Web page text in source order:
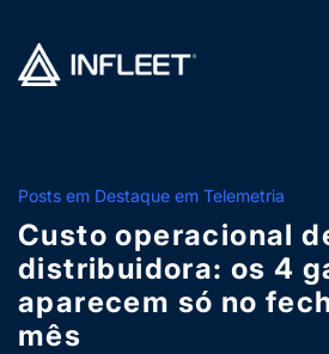
Posts em Destaque em Telemetria
Custo operacional
distribuidora: os 4
aparecem só no
mês